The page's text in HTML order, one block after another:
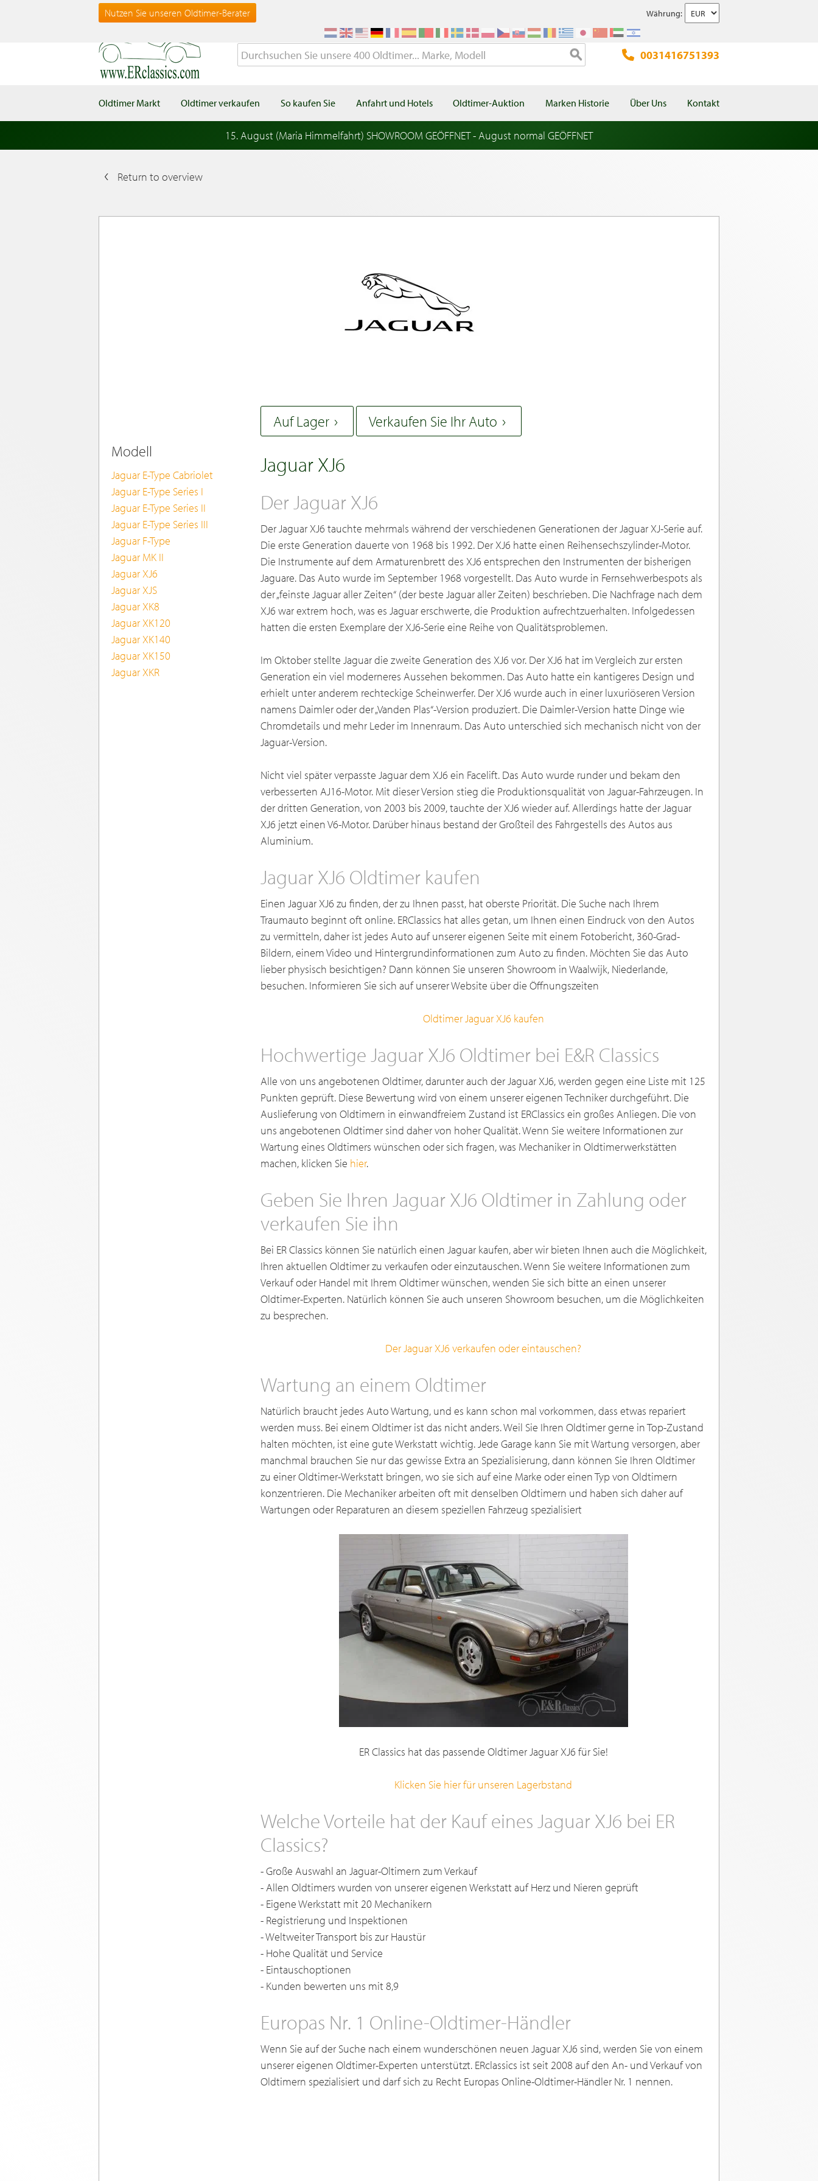
Nutzen Sie unseren Oldtimer-Berater Währung:
0031416751393
Oldtimer Markt Oldtimer verkaufen So kaufen Sie Anfahrt und Hotels Oldtimer-Auktion Marken Historie Über Uns Kontakt
15. August (Maria Himmelfahrt) SHOWROOM GEÖFFNET - August normal GEÖFFNET
Return to overview
Modell
Jaguar E-Type Cabriolet
Jaguar E-Type Series I
Jaguar E-Type Series II
Jaguar E-Type Series III
Jaguar F-Type
Jaguar MK II
Jaguar XJ6
Jaguar XJS
Jaguar XK8
Jaguar XK120
Jaguar XK140
Jaguar XK150
Jaguar XKR
Auf Lager Verkaufen Sie Ihr Auto
Jaguar XJ6
Der Jaguar XJ6
Der Jaguar XJ6 tauchte mehrmals während der verschiedenen Generationen der Jaguar XJ-Serie auf.
Die erste Generation dauerte von 1968 bis 1992. Der XJ6 hatte einen Reihensechszylinder-Motor.
Die Instrumente auf dem Armaturenbrett des XJ6 entsprechen den Instrumenten der bisherigen
Jaguare. Das Auto wurde im September 1968 vorgestellt. Das Auto wurde in Fernsehwerbespots als
der „feinste Jaguar aller Zeiten“ (der beste Jaguar aller Zeiten) beschrieben. Die Nachfrage nach dem
XJ6 war extrem hoch, was es Jaguar erschwerte, die Produktion aufrechtzuerhalten. Infolgedessen
hatten die ersten Exemplare der XJ6-Serie eine Reihe von Qualitätsproblemen.
Im Oktober stellte Jaguar die zweite Generation des XJ6 vor. Der XJ6 hat im Vergleich zur ersten
Generation ein viel moderneres Aussehen bekommen. Das Auto hatte ein kantigeres Design und
erhielt unter anderem rechteckige Scheinwerfer. Der XJ6 wurde auch in einer luxuriöseren Version
namens Daimler oder der „Vanden Plas“-Version produziert. Die Daimler-Version hatte Dinge wie
Chromdetails und mehr Leder im Innenraum. Das Auto unterschied sich mechanisch nicht von der
Jaguar-Version.
Nicht viel später verpasste Jaguar dem XJ6 ein Facelift. Das Auto wurde runder und bekam den
verbesserten AJ16-Motor. Mit dieser Version stieg die Produktionsqualität von Jaguar-Fahrzeugen. In
der dritten Generation, von 2003 bis 2009, tauchte der XJ6 wieder auf. Allerdings hatte der Jaguar
XJ6 jetzt einen V6-Motor. Darüber hinaus bestand der Großteil des Fahrgestells des Autos aus
Aluminium.
Jaguar XJ6 Oldtimer kaufen
Einen Jaguar XJ6 zu finden, der zu Ihnen passt, hat oberste Priorität. Die Suche nach Ihrem
Traumauto beginnt oft online. ERClassics hat alles getan, um Ihnen einen Eindruck von den Autos
zu vermitteln, daher ist jedes Auto auf unserer eigenen Seite mit einem Fotobericht, 360-Grad-
Bildern, einem Video und Hintergrundinformationen zum Auto zu finden. Möchten Sie das Auto
lieber physisch besichtigen? Dann können Sie unseren Showroom in Waalwijk, Niederlande,
besuchen. Informieren Sie sich auf unserer Website über die Öffnungszeiten
Oldtimer Jaguar XJ6 kaufen
Hochwertige Jaguar XJ6 Oldtimer bei E&R Classics
Alle von uns angebotenen Oldtimer, darunter auch der Jaguar XJ6, werden gegen eine Liste mit 125
Punkten geprüft. Diese Bewertung wird von einem unserer eigenen Techniker durchgeführt. Die
Auslieferung von Oldtimern in einwandfreiem Zustand ist ERClassics ein großes Anliegen. Die von
uns angebotenen Oldtimer sind daher von hoher Qualität. Wenn Sie weitere Informationen zur
Wartung eines Oldtimers wünschen oder sich fragen, was Mechaniker in Oldtimerwerkstätten
machen, klicken Sie hier.
Geben Sie Ihren Jaguar XJ6 Oldtimer in Zahlung oder
verkaufen Sie ihn
Bei ER Classics können Sie natürlich einen Jaguar kaufen, aber wir bieten Ihnen auch die Möglichkeit,
Ihren aktuellen Oldtimer zu verkaufen oder einzutauschen. Wenn Sie weitere Informationen zum
Verkauf oder Handel mit Ihrem Oldtimer wünschen, wenden Sie sich bitte an einen unserer
Oldtimer-Experten. Natürlich können Sie auch unseren Showroom besuchen, um die Möglichkeiten
zu besprechen.
Der Jaguar XJ6 verkaufen oder eintauschen?
Wartung an einem Oldtimer
Natürlich braucht jedes Auto Wartung, und es kann schon mal vorkommen, dass etwas repariert
werden muss. Bei einem Oldtimer ist das nicht anders. Weil Sie Ihren Oldtimer gerne in Top-Zustand
halten möchten, ist eine gute Werkstatt wichtig. Jede Garage kann Sie mit Wartung versorgen, aber
manchmal brauchen Sie nur das gewisse Extra an Spezialisierung, dann können Sie Ihren Oldtimer
zu einer Oldtimer-Werkstatt bringen, wo sie sich auf eine Marke oder einen Typ von Oldtimern
konzentrieren. Die Mechaniker arbeiten oft mit denselben Oldtimern und haben sich daher auf
Wartungen oder Reparaturen an diesem speziellen Fahrzeug spezialisiert
ER Classics hat das passende Oldtimer Jaguar XJ6 für Sie!
Klicken Sie hier für unseren Lagerbstand
Welche Vorteile hat der Kauf eines Jaguar XJ6 bei ER
Classics?
- Große Auswahl an Jaguar-Oltimern zum Verkauf
- Allen Oldtimers wurden von unserer eigenen Werkstatt auf Herz und Nieren geprüft
- Eigene Werkstatt mit 20 Mechanikern
- Registrierung und Inspektionen
- Weltweiter Transport bis zur Haustür
- Hohe Qualität und Service
- Eintauschoptionen
- Kunden bewerten uns mit 8,9
Europas Nr. 1 Online-Oldtimer-Händler
Wenn Sie auf der Suche nach einem wunderschönen neuen Jaguar XJ6 sind, werden Sie von einem
unserer eigenen Oldtimer-Experten unterstützt. ERclassics ist seit 2008 auf den An- und Verkauf von
Oldtimern spezialisiert und darf sich zu Recht Europas Online-Oldtimer-Händler Nr. 1 nennen.